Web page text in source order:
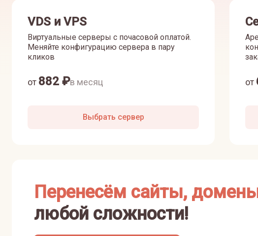
VDS и VPS
Виртуальные серверы с почасовой оплатой.
Меняйте конфигурацию сервера в пару
кликов
от 882 ₽в месяц
Выбрать сервер
от
Перенесём сайты,
любой сложности!